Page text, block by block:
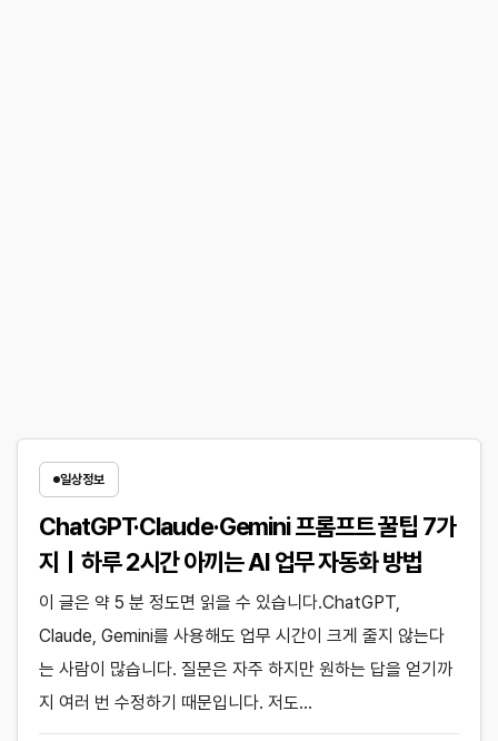
일상정보
ChatGPT·Claude·Gemini 프롬프트 꿀팁 7가
지｜하루 2시간 아끼는 AI 업무 자동화 방법
이 글은 약 5 분 정도면 읽을 수 있습니다.ChatGPT,
Claude, Gemini를 사용해도 업무 시간이 크게 줄지 않는다
는 사람이 많습니다. 질문은 자주 하지만 원하는 답을 얻기까
지 여러 번 수정하기 때문입니다. 저도…